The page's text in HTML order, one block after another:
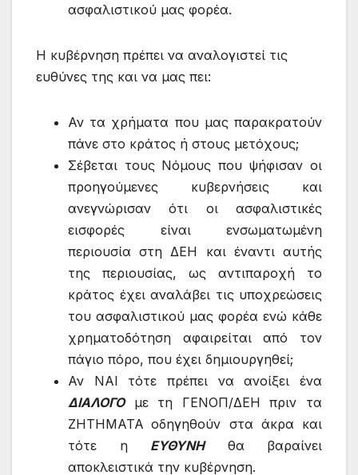
ασφαλιστικού μας φορέα.
Η κυβέρνηση πρέπει να αναλογιστεί τις
ευθύνες της και να μας πει:
Αν τα χρήματα που μας παρακρατούν
πάνε στο κράτος ή στους μετόχους;
Σέβεται τους Νόμους που ψήφισαν οι
προηγούμενες κυβερνήσεις και
ανεγνώρισαν ότι οι ασφαλιστικές
εισφορές είναι ενσωματωμένη
περιουσία στη ΔΕΗ και έναντι αυτής
της περιουσίας, ως αντιπαροχή το
κράτος έχει αναλάβει τις υποχρεώσεις
του ασφαλιστικού μας φορέα ενώ κάθε
χρηματοδότηση αφαιρείται από τον
πάγιο πόρο, που έχει δημιουργηθεί;
Αν ΝΑΙ τότε πρέπει να ανοίξει ένα
ΔΙΑΛΟΓΟ
με τη ΓΕΝΟΠ/ΔΕΗ πριν τα
ΖΗΤΗΜΑΤΑ οδηγηθούν στα άκρα και
τότε η ΕΥΘΥΝΗθα βαραίνει
αποκλειστικά την κυβέρνηση.